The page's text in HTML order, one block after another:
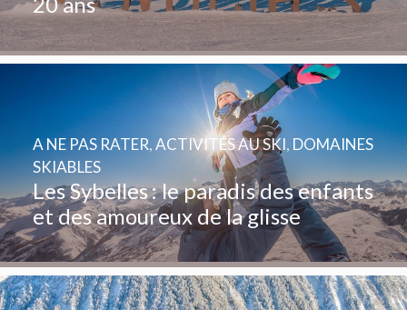
Les Sybelles : le paradis des enfants
et des amoureux de la glisse
A NE PAS RATER,ACTIVITÉS AU SKI, DOMAINES
SKIABLES